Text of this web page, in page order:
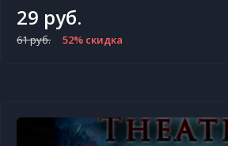
29 руб.
61 руб. 52% скидка